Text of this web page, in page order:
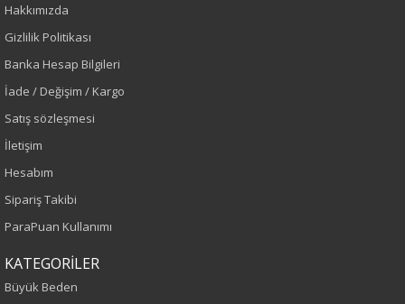
Renk
Sezon
Yaş Grubu
Kalıp
Hakkımızda
Gizlilik Politikası
Banka Hesap Bilgileri
İade / Değişim / Kargo
Satış sözleşmesi
İletişim
Hesabım
Sipariş Takibi
ParaPuan Kullanımı
KATEGORİLER
Büyük Beden